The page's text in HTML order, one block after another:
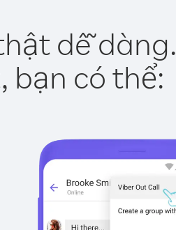
dễ dàng.
bạn có thể: